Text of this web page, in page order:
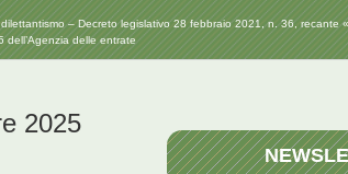
– Decreto legislativo 28 febbraio 2021, n. 36, recante
delle entrate
2025